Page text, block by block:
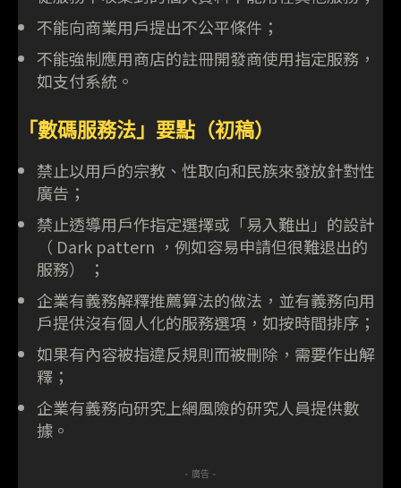
不能向商業用戶提出不公平條件；
不能強制應用商店的註冊開發商使用指定服務，
如支付系統。
「數碼服務法」要點（初稿）
禁止以用戶的宗教、性取向和民族來發放針對性
廣告；
禁止透導用戶作指定選擇或「易入難出」的設計
（ Dark pattern ，例如容易申請但很難退出的
服務） ；
企業有義務解釋推薦算法的做法，並有義務向用
戶提供沒有個人化的服務選項，如按時間排序；
如果有內容被指違反規則而被刪除，需要作出解
釋；
企業有義務向研究上網風險的研究人員提供數
據。
- 廣告 -